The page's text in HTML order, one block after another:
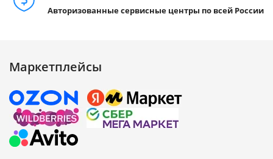
Авторизованные сервисные центры по всей России
Маркетплейсы